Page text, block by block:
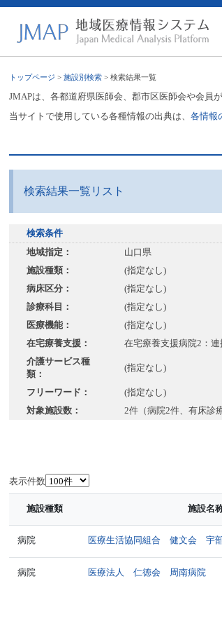
トップページ >施設別検索 > 検索結果一覧
JMAPは、各都道府県医師会、郡市区医師会や会員
当サイトで使用している各種情報の出典は、各情報
検索結果一覧リスト
検索条件
地域指定：
山口県
施設種類：
(指定なし)
病床区分：
(指定なし)
診療科目：
(指定なし)
医療機能：
(指定なし)
在宅療養支援：
在宅療養支援病院2：
介護サービス種
類：
(指定なし)
フリーワード：
(指定なし)
対象施設数：
2件（病院2件、有床診
表示件数
施設種類 施設名
病院 医療生活協同組合 健文会 宇
病院 医療法人 仁徳会 周南病院